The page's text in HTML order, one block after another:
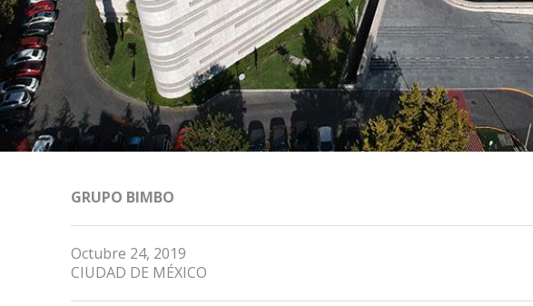
GRUPO BIMBO
Octubre 24, 2019
CIUDAD DE MÉXICO